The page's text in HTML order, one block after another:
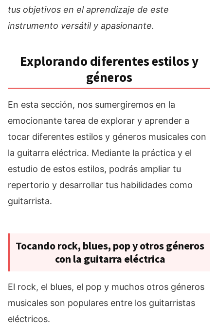
tus objetivos en el aprendizaje de este
instrumento versátil y apasionante.
Explorando diferentes estilos y
géneros
En esta sección, nos sumergiremos en la
emocionante tarea de explorar y aprender a
tocar diferentes estilos y géneros musicales con
la guitarra eléctrica. Mediante la práctica y el
estudio de estos estilos, podrás ampliar tu
repertorio y desarrollar tus habilidades como
guitarrista.
Tocando rock, blues, pop y otros géneros
con la guitarra eléctrica
El rock, el blues, el pop y muchos otros géneros
musicales son populares entre los guitarristas
eléctricos.